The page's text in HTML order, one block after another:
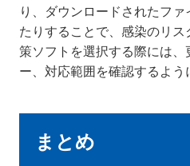
り、ダウンロードされたフ
たりすることで、感染のリ
策ソフトを選択する際には、
ー、対応範囲を確認するよう
まとめ